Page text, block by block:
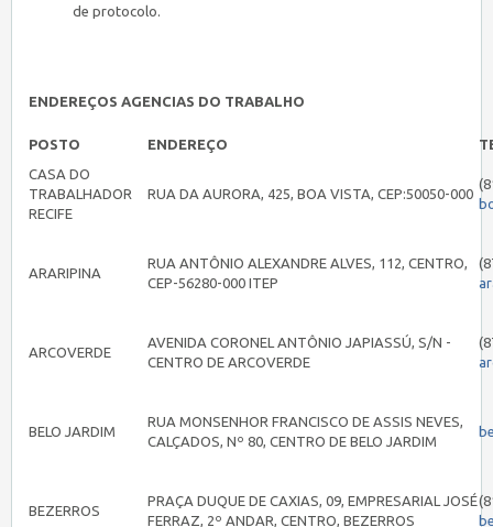
de protocolo.
ENDEREÇOS AGENCIAS DO TRABALHO
POSTO ENDEREÇO
CASA DO
TRABALHADOR
RECIFE
RUA DA AURORA, 425, BOA VISTA, CEP:50050-000
ARARIPINA
RUA ANTÔNIO ALEXANDRE ALVES, 112, CENTRO,
CEP-56280-000 ITEP
ARCOVERDE
AVENIDA CORONEL ANTÔNIO JAPIASSÚ, S/N -
CENTRO DE ARCOVERDE
BELO JARDIM
RUA MONSENHOR FRANCISCO DE ASSIS NEVES,
CALÇADOS, Nº 80, CENTRO DE BELO JARDIM
BEZERROS
PRAÇA DUQUE DE CAXIAS, 09, EMPRESARIAL JOSÉ
FERRAZ, 2º ANDAR, CENTRO, BEZERROS